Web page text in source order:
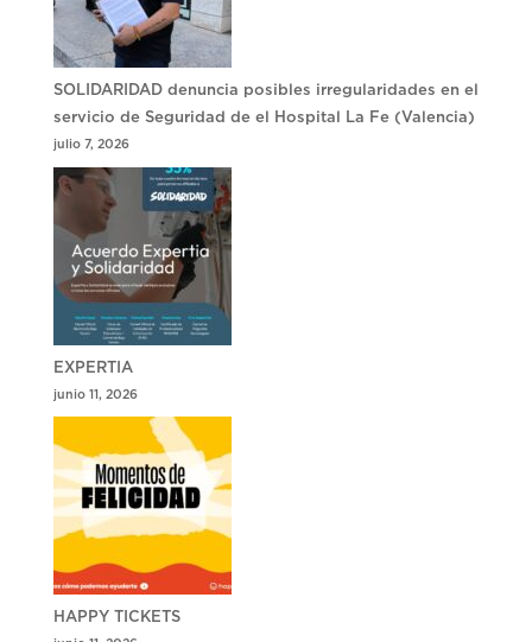
SOLIDARIDAD denuncia posibles irregularidades en el
servicio de Seguridad de el Hospital La Fe (Valencia)
julio 7, 2026
EXPERTIA
junio 11, 2026
HAPPY TICKETS